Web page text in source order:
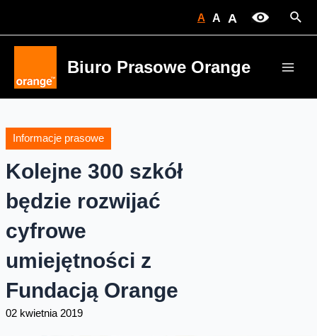
A A A
Biuro Prasowe Orange
Informacje prasowe
Kolejne 300 szkół
będzie rozwijać
cyfrowe
umiejętności z
Fundacją Orange
02 kwietnia 2019